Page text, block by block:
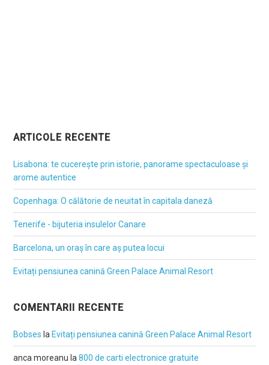
ARTICOLE RECENTE
Lisabona: te cucerește prin istorie, panorame spectaculoase și
arome autentice
Copenhaga: O călătorie de neuitat în capitala daneză
Tenerife - bijuteria insulelor Canare
Barcelona, un oraș în care aș putea locui
Evitați pensiunea canină Green Palace Animal Resort
COMENTARII RECENTE
Bobses la Evitați pensiunea canină Green Palace Animal Resort
anca moreanu la800 de carti electronice gratuite